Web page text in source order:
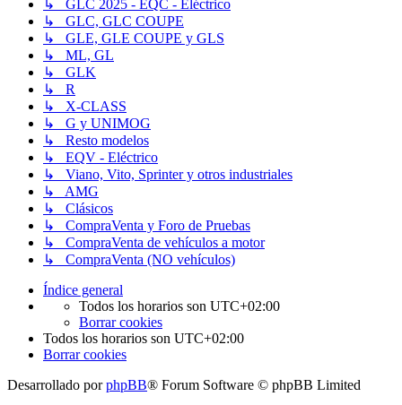
↳ GLC 2025 - EQC - Eléctrico
↳ GLC, GLC COUPE
↳ GLE, GLE COUPE y GLS
↳ ML, GL
↳ GLK
↳ R
↳ X-CLASS
↳ G y UNIMOG
↳ Resto modelos
↳ EQV - Eléctrico
↳ Viano, Vito, Sprinter y otros industriales
↳ AMG
↳ Clásicos
↳ CompraVenta y Foro de Pruebas
↳ CompraVenta de vehículos a motor
↳ CompraVenta (NO vehículos)
Índice general
Todos los horarios son UTC+02:00
Borrar cookies
Todos los horarios son UTC+02:00
Borrar cookies
Desarrollado porphpBB® Forum Software © phpBB Limited